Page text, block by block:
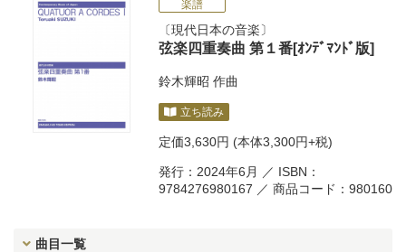
楽譜
現代日本の音楽
弦楽四重奏曲 第１番[ｵﾝﾃﾞﾏﾝﾄﾞ版]
鈴木輝昭 作曲
立ち読み
定価3,630円 (本体3,300円+税)
発行：2024年6月 ／ ISBN：
9784276980167 ／ 商品コード：980160
曲目一覧